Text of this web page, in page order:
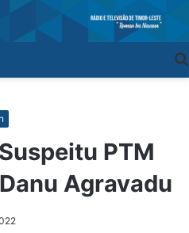
PTM
Agravadu